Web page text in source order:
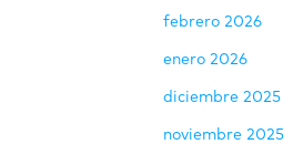
febrero 2026
enero 2026
diciembre 2025
noviembre 2025